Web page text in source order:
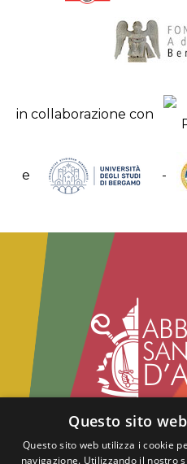
in collaborazione con
e -
Abbazia benedettina
Via del
Questo sito
Questo sito web utilizza i cookie
navigazione. Utilizzando il nostro